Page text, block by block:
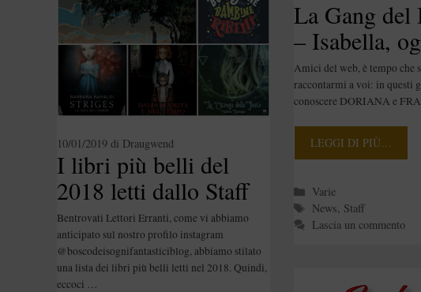
I libri più belli del
2018 letti dallo Staff
del Bosco
10/01/2019 di Draugwend
Bentrovati Lettori Erranti, come vi abbiamo
anticipato sul nostro profilo instagram
@boscodeisognifantasticiblog, abbiamo stilato
una lista dei libri più belli letti nel 2018. Quindi,
eccoci …
La Gang del
– Isabella,
parlo di me.
Amici del web, è tempo che
raccontarmi a voi: in questi
conoscere DORIANA e
LEGGI DI PIÙ…
Categorie
Varie
Tag
News, Staff
Lascia un commento